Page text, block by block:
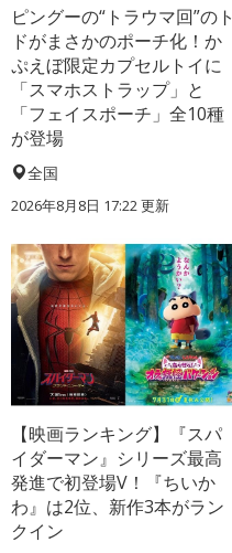
ピングーの“トラウマ回”のト
ドがまさかのポーチ化！か
ぷえぼ限定カプセルトイに
「スマホストラップ」と
「フェイスポーチ」全10種
が登場
全国
2026年8月8日 17:22更新
【映画ランキング】『スパ
イダーマン』シリーズ最高
発進で初登場V！『ちいか
わ』は2位、新作3本がラン
クイン